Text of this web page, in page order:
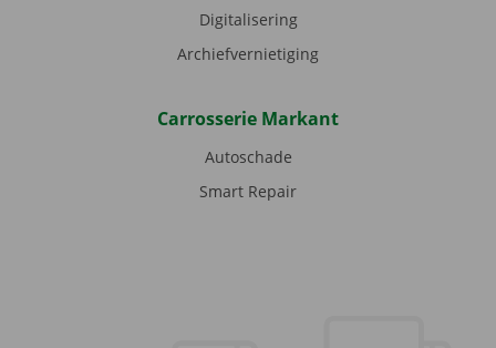
Digitalisering
Archiefvernietiging
Carrosserie Markant
Autoschade
Smart Repair